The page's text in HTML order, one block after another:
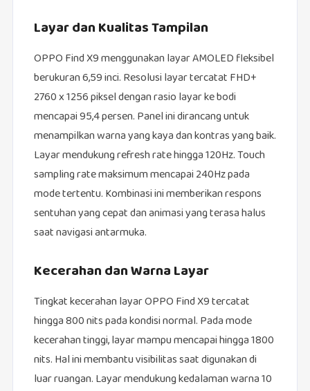
Layar dan Kualitas Tampilan
OPPO Find X9 menggunakan layar AMOLED fleksibel
berukuran 6,59 inci. Resolusi layar tercatat FHD+
2760 x 1256 piksel dengan rasio layar ke bodi
mencapai 95,4 persen. Panel ini dirancang untuk
menampilkan warna yang kaya dan kontras yang baik.
Layar mendukung refresh rate hingga 120Hz. Touch
sampling rate maksimum mencapai 240Hz pada
mode tertentu. Kombinasi ini memberikan respons
sentuhan yang cepat dan animasi yang terasa halus
saat navigasi antarmuka.
Kecerahan dan Warna Layar
Tingkat kecerahan layar OPPO Find X9 tercatat
hingga 800 nits pada kondisi normal. Pada mode
kecerahan tinggi, layar mampu mencapai hingga 1800
nits. Hal ini membantu visibilitas saat digunakan di
luar ruangan. Layar mendukung kedalaman warna 10